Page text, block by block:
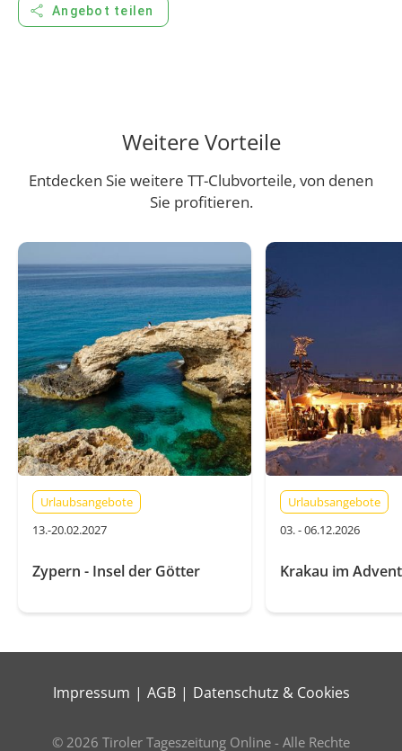
share Angebot teilen
Weitere Vorteile
Entdecken Sie weitere TT-Clubvorteile, von denen
Sie profitieren.
Urlaubsangebote
13.-20.02.2027
Zypern - Insel der Götter
Urlaubsangebote
03. - 06.12.2026
Krakau im Advent
Impressum AGB Datenschutz & Cookies
© 2026 Tiroler Tageszeitung Online - Alle Rechte